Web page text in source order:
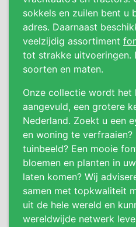
sokkels en zuilen bent u
adres. Daarnaast
veelzijdig assortiment
tot strakke uitvoeringen.
soorten en maten.
Onze collectie wordt het
aangevuld, een grotere
Nederland. Zoekt u een
en woning te
tuinbeeld? Een mooie
bloemen en planten in
laten komen? Wij
samen met topkwaliteit
uit de hele wereld en
wereldwijde netwerk